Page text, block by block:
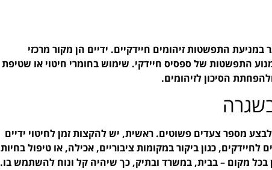
במניעת התפשטות זיהומים חיידקיים. ידיים הן מקור מרכזי
התפשטות של ספסיס חיידקי. שימוש בחומרי חיטוי או שטיפת
הסיכון לזיהומים.
בשגרה
לבצע מספר צעדים פשוטים. ראשית, יש להקצות זמן לחיטוי ידיים
כגון ביקור במקומות ציבוריים, אכילה, או טיפול בחיות
בכל מקום – בבית, במשרד ובתיק, כך שיהיה קל ונוח להשתמש בו.